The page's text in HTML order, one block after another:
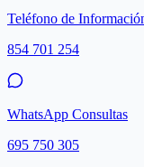
Teléfono de
854 701 254
WhatsApp Consultas
695 750 305